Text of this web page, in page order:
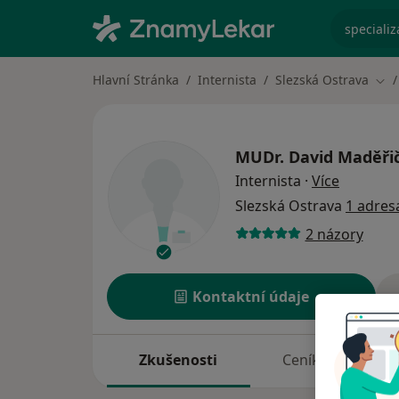
Hlavní Stránka Internista Slezská Ostrava
MUDr. David
Internista · Více
Slezská Ostrava 1
2 názory
Kontaktní údaje
Zkušenosti Ceník